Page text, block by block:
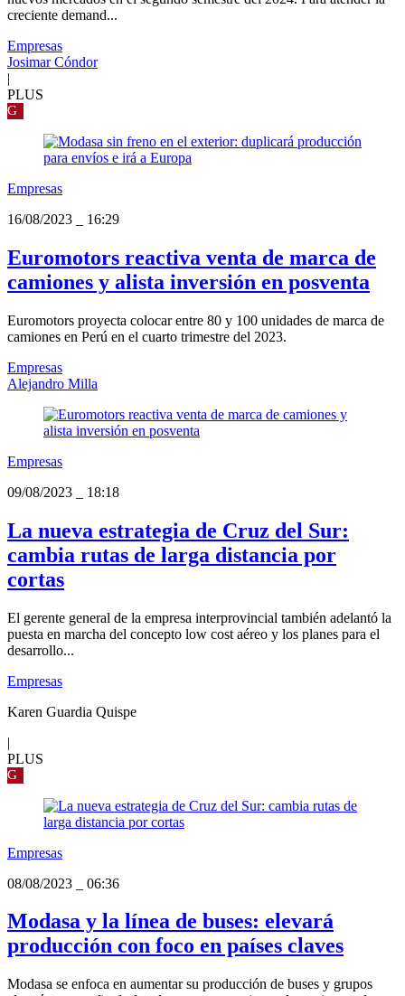
creciente demand...
Empresas
Josimar Cóndor
|
PLUS
G
Empresas
16/08/2023
16:29
Euromotors reactiva venta de marca de
camiones y alista inversión en posventa
Euromotors proyecta colocar entre 80 y 100 unidades de marca de
camiones en Perú en el cuarto trimestre del 2023.
Empresas
Alejandro Milla
Empresas
09/08/2023
18:18
La nueva estrategia de Cruz del Sur:
cambia rutas de larga distancia por
cortas
El gerente general de la empresa interprovincial también adelantó la
puesta en marcha del concepto low cost aéreo y los planes para el
desarrollo...
Empresas
Karen Guardia Quispe
|
PLUS
G
Empresas
08/08/2023
06:36
Modasa y la línea de buses: elevará
producción con foco en países claves
Modasa se enfoca en aumentar su producción de buses y grupos